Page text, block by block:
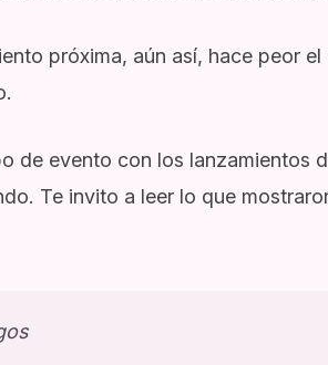
próxima, aún así, hace peor el
de evento con los lanzamientos
Te invito a leer lo que